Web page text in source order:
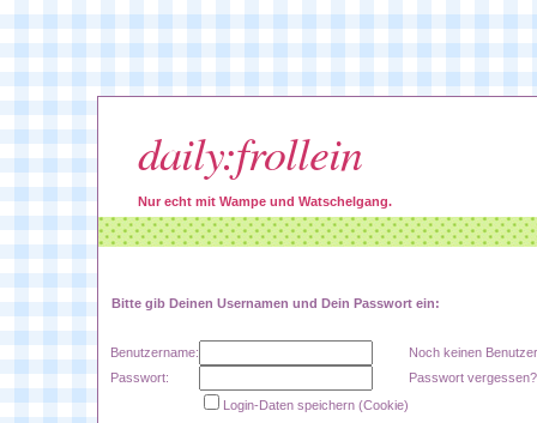
daily:frollein
Nur echt mit Wampe und Watschelgang.
Bitte gib Deinen Usernamen und Dein Passwort ein:
Benutzername:
Noch keinen
Passwort:
Passwort vergessen?
Login-Daten speichern (Cookie)